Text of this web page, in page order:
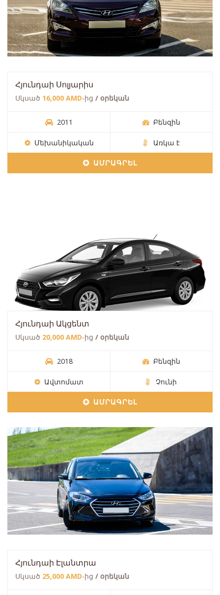
Հյունդաի Սոլյարիս
Սկսած 16,000 AMD-ից / օրեկան
2011 Բենզին
Մեխանիկական Առկա է
ԱՄՐԱԳՐԵԼ
Հյունդաի Ակցենտ
Սկսած 20,000 AMD-ից / օրեկան
2018 Բենզին
Ավտոմատ Չունի
ԱՄՐԱԳՐԵԼ
Հյունդաի Էլանտրա
Սկսած 25,000 AMD-ից / օրեկան